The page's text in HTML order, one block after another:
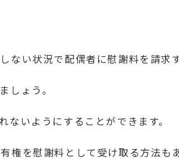
い状況で配偶者に慰謝料を請求
しょう。
いようにすることができます。
を慰謝料として受け取る方法もあ